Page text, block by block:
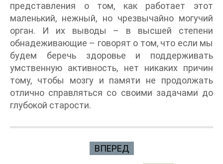
представления о том, как работает этот
маленький, нежный, но чрезвычайно могучий
орган. И их выводы – в высшей степени
обнадеживающие – говорят о том, что если мы
будем беречь здоровье и поддерживать
умственную активность, нет никаких причин
тому, чтобы мозгу и памяти не продолжать
отлично справляться со своими задачами до
глубокой старости.
ВПЕРЕД